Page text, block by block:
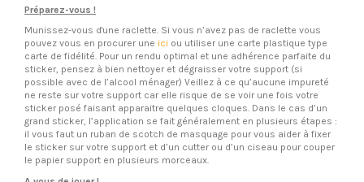
Préparez-vous !
Munissez-vous d'une raclette. Si vous n’avez pas de raclette vous
pouvez vous en procurer une ici ou utiliser une carte plastique type
carte de fidélité. Pour un rendu optimal et une adhérence parfaite du
sticker, pensez à bien nettoyer et dégraisser votre support (si
possible avec de l’alcool ménager) Veillez à ce qu’aucune impureté
ne reste sur votre support car elle risque de se voir une fois votre
sticker posé faisant apparaitre quelques cloques. Dans le cas d’un
grand sticker, l’application se fait généralement en plusieurs étapes :
il vous faut un ruban de scotch de masquage pour vous aider à fixer
le sticker sur votre support et d’un cutter ou d’un ciseau pour couper
le papier support en plusieurs morceaux.